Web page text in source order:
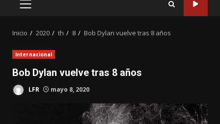
MENÚ
Inicio 2020 th 8 Bob Dylan vuelve tras 8 años
Internacional
Bob Dylan vuelve tras 8 años
LFR mayo 8, 2020